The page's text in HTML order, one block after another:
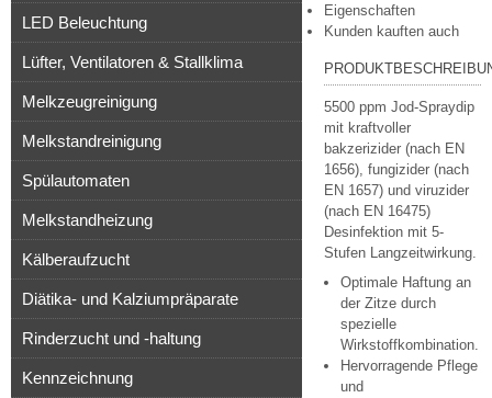
Eigenschaften
Kunden kauften auch
5500 ppm Jod-Spraydip
mit kraftvoller
bakzerizider (nach EN
1656), fungizider (nach
EN 1657) und viruzider
(nach EN 16475)
Desinfektion mit 5-
Stufen Langzeitwirkung.
Optimale Haftung an
der Zitze durch
spezielle
Wirkstoffkombination.
Hervorragende Pflege
und
LED Beleuchtung
Lüfter, Ventilatoren & Stallklima
Melkzeugreinigung
Melkstandreinigung
Spülautomaten
Melkstandheizung
Kälberaufzucht
Diätika- und Kalziumpräparate
Rinderzucht und -haltung
Kennzeichnung